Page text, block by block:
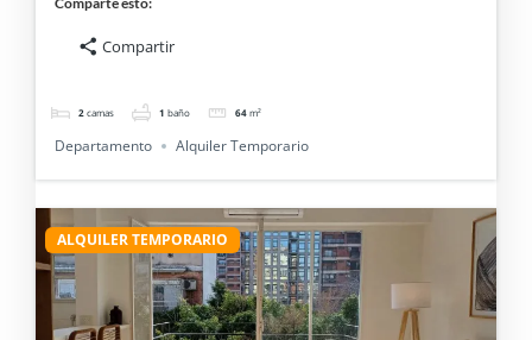
Compartir
2 camas 1 baño 64 m²
Departamento Alquiler Temporario
ALQUILER TEMPORARIO